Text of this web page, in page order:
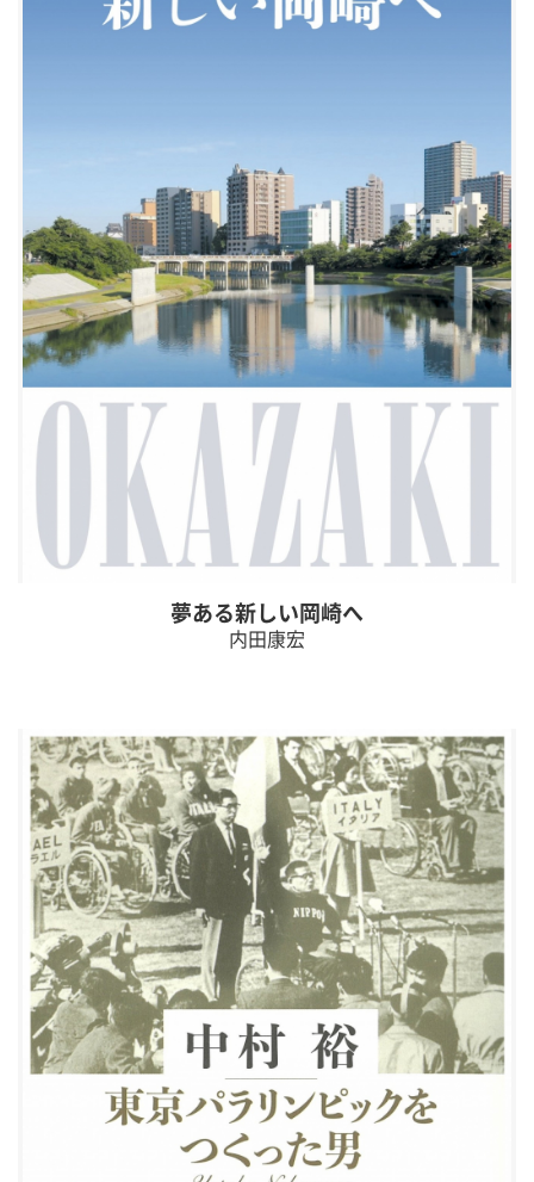
夢ある新しい岡崎へ
内田康宏